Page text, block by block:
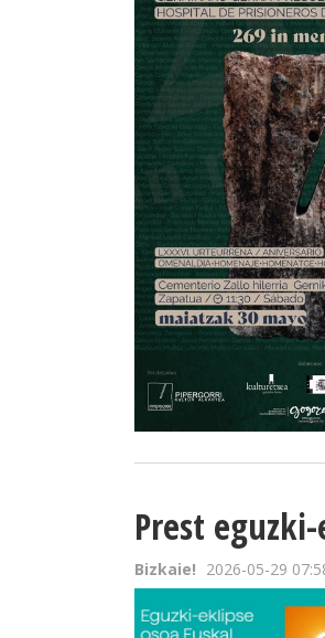
Prest
Bizkaie! 2026-05-29